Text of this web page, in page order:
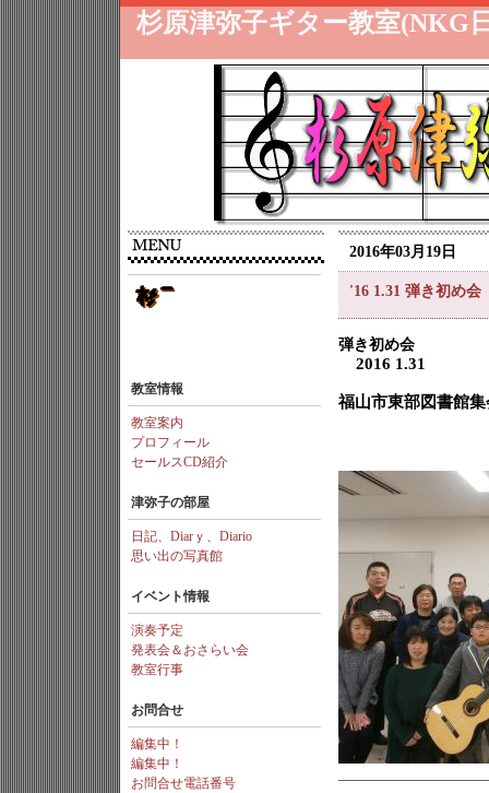
杉原津弥子ギター教室(NKG
教室情報
教室案内
プロフィール
セールスCD紹介
津弥子の部屋
日記、Diarｙ、Diario
思い出の写真館
イベント情報
演奏予定
発表会＆おさらい会
教室行事
お問合せ
編集中！
編集中！
お問合せ電話番号
2016年03月19日
'16 1.31 弾き初め会
弾き初め会
2016 1.31
福山市東部図書館集